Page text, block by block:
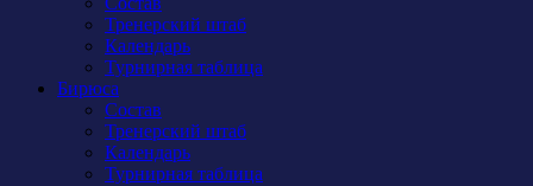
Тренерский штаб
Календарь
Турнирная таблица
Бирюса
Состав
Тренерский штаб
Календарь
Турнирная таблица